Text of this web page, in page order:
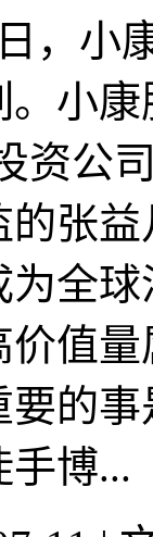
，小
小
资公
张
为全
值
的
博...